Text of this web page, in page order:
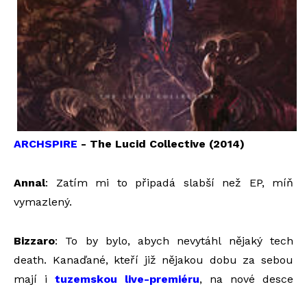
ARCHSPIRE - The Lucid Collective (2014)
Annal: Zatím mi to připadá slabší než EP, míň
vymazlený.
Bizzaro: To by bylo, abych nevytáhl nějaký tech
death. Kanaďané, kteří již nějakou dobu za sebou
mají i tuzemskou live-premiéru, na nové desce